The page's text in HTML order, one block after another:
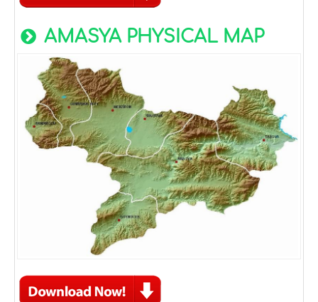
AMASYA PHYSICAL MAP